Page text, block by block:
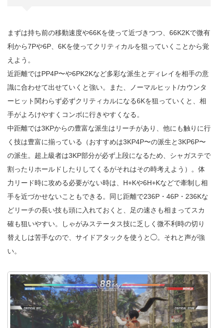
まずは持ち前の移動速度や66Kを使って近づきつつ、66K2Kで微有
利から7Pや6P、6Kを使ってクリティカルを狙っていくことから覚
えよう。
近距離ではPP4P〜や6PK2Kなど多彩な派生とディレイを相手の意
識に合わせて出せていくと強い。また、ノーマルヒット/カウンタ
ーヒット関わらず必ずクリティカルになる6Kを狙っていくと、相
手がよろけやすくコンボに行きやすくなる。
中距離では3KPからの豊富な派生はリーチがあり、他にも触りに行
く技は豊富に揃っている（おすすめは3KP4P〜の派生と3KP6P〜
の派生。超上級者は3KP部分が必ず上段になるため、シャガステで
割ったりホールドしたりしてくるがそれはその時考えよう）。体
力リード時に攻める必要がない時は、H+Kや6H+Kなどで牽制し相
手を近づかせないこともできる。同じ距離で236P・46P・236Kな
どリーチの長い技も頭に入れておくと、足の速さも相まってスカ
確も狙いやすい。しゃがみステータス技に乏しく微不利時の切り
替えしは苦手なので、サイドアタックを使うと◯。それと声が強
い。